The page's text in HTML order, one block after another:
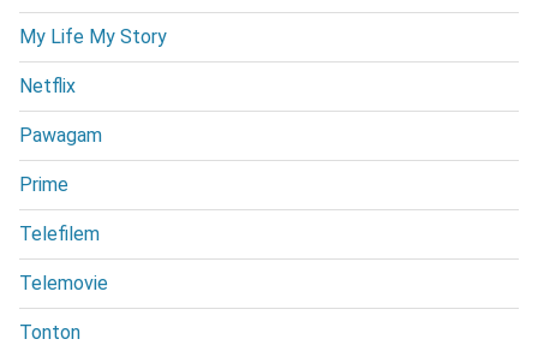
My Life My Story
Netflix
Pawagam
Prime
Telefilem
Telemovie
Tonton